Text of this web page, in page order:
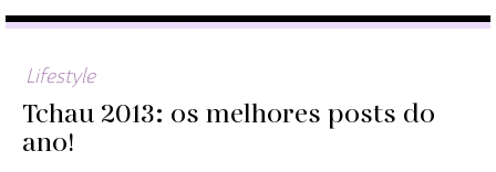
Lifestyle
Tchau 2013: os melhores posts do
ano!